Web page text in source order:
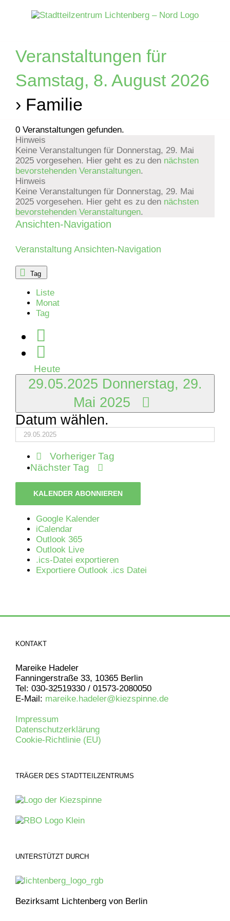
Veranstaltungen für
Samstag, 8. August 2026
› Familie
0 Veranstaltungen gefunden.
Veranstaltungen
für
Donnerstag,
29.
Mai
2025
Hinweis
Keine Veranstaltungen für Donnerstag, 29. Mai
2025 vorgesehen. Hier geht es zu den nächsten
bevorstehenden Veranstaltungen.
Hinweis
Keine Veranstaltungen für Donnerstag, 29. Mai
2025 vorgesehen. Hier geht es zu den nächsten
bevorstehenden Veranstaltungen.
Ansichten-Navigation
Veranstaltung Ansichten-Navigation
Tag
Liste
Monat
Tag
Heute
29.05.2025 Donnerstag, 29.
Mai 2025
Datum wählen.
Vorheriger Tag
Nächster Tag
KALENDER ABONNIEREN
Google Kalender
iCalendar
Outlook 365
Outlook Live
.ics-Datei exportieren
Exportiere Outlook .ics Datei
KONTAKT
Mareike Hadeler
Fanningerstraße 33, 10365 Berlin
Tel: 030-32519330 / 01573-2080050
E-Mail: mareike.hadeler@kiezspinne.de
Impressum
Datenschutzerklärung
Cookie-Richtlinie (EU)
TRÄGER DES STADTTEILZENTRUMS
UNTERSTÜTZT DURCH
Bezirksamt Lichtenberg von Berlin